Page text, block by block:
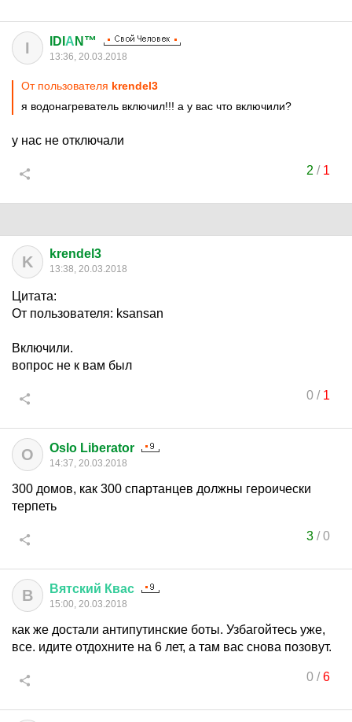
I IDI А N™
13:36, 20.03.2018
От пользователя krendel3
я водонагреватель включил!!! а у вас что включили?
у нас не отключали
2 / 1
K krendel3
13:38, 20.03.2018
Цитата:
От пользователя: ksansan
Включили.
вопрос не к вам был
0/ 1
O Oslo Liberator
14:37, 20.03.2018
300 домов, как 300 спартанцев должны героически
терпеть
3/0
В Вятский Квас
15:00, 20.03.2018
как же достали антипутинские боты. Узбагойтесь уже,
все. идите отдохните на 6 лет, а там вас снова позовут.
0/6